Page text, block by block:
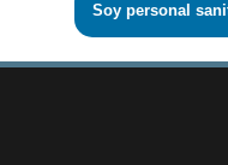
Soy personal